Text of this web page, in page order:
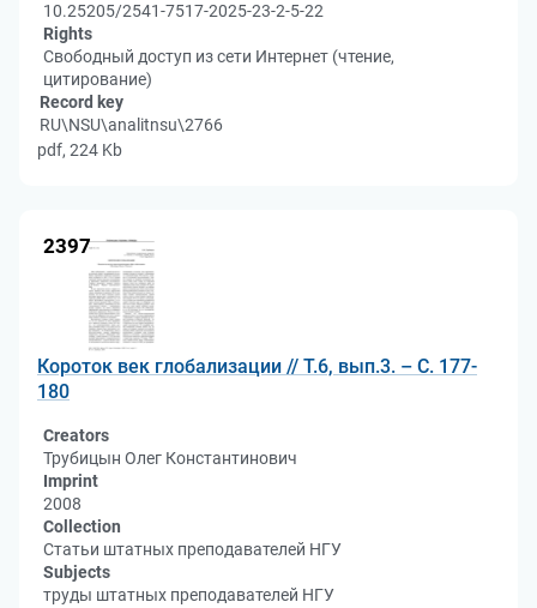
10.25205/2541-7517-2025-23-2-5-22
Rights
Свободный доступ из сети Интернет (чтение,
цитирование)
Record key
RU\NSU\analitnsu\2766
pdf, 224 Kb
2397
Короток век глобализации // Т.6, вып.3. – С. 177-
180
Creators
Трубицын Олег Константинович
Imprint
2008
Collection
Статьи штатных преподавателей НГУ
Subjects
труды штатных преподавателей НГУ